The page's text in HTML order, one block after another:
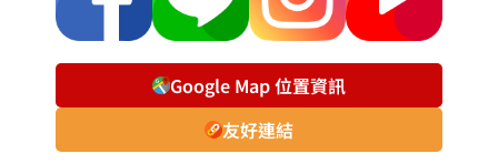
Google Map 位置資訊
友好連結